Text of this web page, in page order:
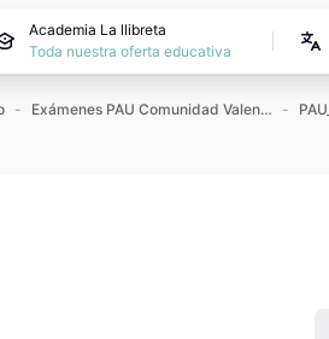
Academia La llibreta
Toda nuestra oferta educativa
Exámenes PAU Comunidad Valenciana